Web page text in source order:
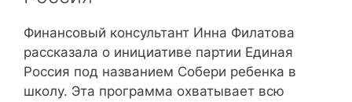
Финансовый консультант Инна Филатова
рассказала о инициативе партии Единая
Россия под названием Собери ребенка в
школу. Эта программа охватывает всю